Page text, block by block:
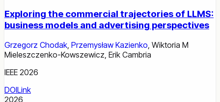
Exploring the commercial trajectories of LLMS:
business models and advertising perspectives
Grzegorz Chodak, Przemysław Kazienko, Wiktoria M
Mieleszczenko-Kowszewicz, Erik Cambria
IEEE 2026
DOILink
2026